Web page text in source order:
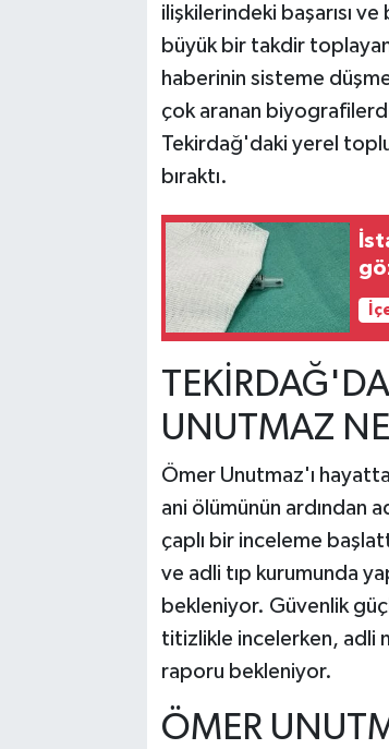
ilişkilerindeki başarısı
büyük bir takdir
haberinin sisteme
çok aranan
Tekirdağ'daki yerel
bıraktı.
UNUTMAZ
Ömer Unutmaz'ı
ani ölümünün ardından
çaplı bir inceleme
ve adli tıp kurumunda
bekleniyor. Güvenlik
titizlikle incelerken, adli
raporu bekleniyor.
ÖMER